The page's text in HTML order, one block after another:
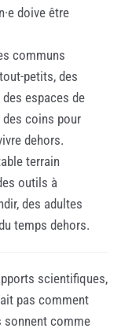
doive être
communs
petits, des
espaces de
coins pour
dehors.
terrain
outils à
des adultes
temps dehors.
scientifiques,
pas comment
sonnent comme